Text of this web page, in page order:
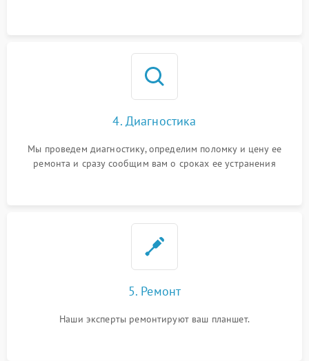
4. Диагностика
Мы проведем диагностику, определим поломку и цену ее
ремонта и сразу сообщим вам о сроках ее устранения
5. Ремонт
Наши эксперты ремонтируют ваш планшет.